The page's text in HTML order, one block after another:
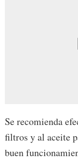
Se recomienda
filtros y al aceite
buen